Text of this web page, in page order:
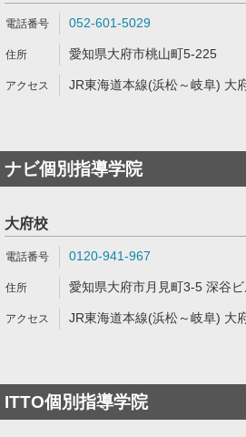
052-601-5029
愛知県大府市桃山町5-225
JR東海道本線(浜松～岐阜) 大
ナビ個別指導学院
大府校
0120-941-967
愛知県大府市月見町3-5 深谷
JR東海道本線(浜松～岐阜) 大
ITTO個別指導学院